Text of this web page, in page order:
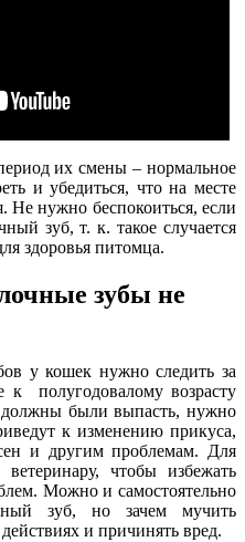
их смены – нормальное
и убедиться, что на месте
Не нужно беспокоиться, если
зуб, т. к. такое случается
здоровья питомца.
зубы не
у кошек нужно следить за
полугодовалому возрасту
были выпасть, нужно
к изменению прикуса,
и другим проблемам. Для
чтобы избежать
Можно и самостоятельно
зуб, но зачем мучить
и причинять вред.